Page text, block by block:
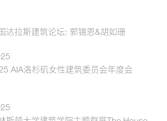
达拉斯建筑论坛: 郭锡恩&胡如珊
AIA洛杉矶女性建筑委员会年度会